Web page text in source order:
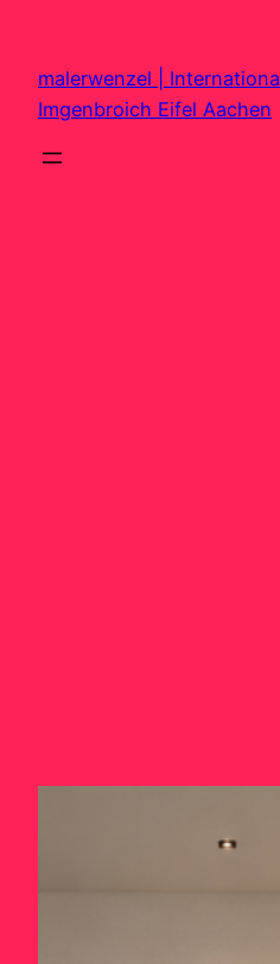
springen
malerwenzel |
Imgenbroich Eifel Aachen